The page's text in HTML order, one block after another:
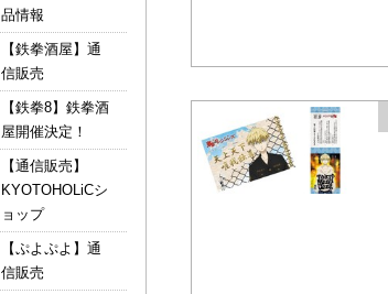
品情報
【鉄拳酒屋】通
信販売
【鉄拳8】鉄拳酒
屋開催決定！
【通信販売】
KYOTOHOLiCシ
ョップ
【ぷよぷよ】通
信販売